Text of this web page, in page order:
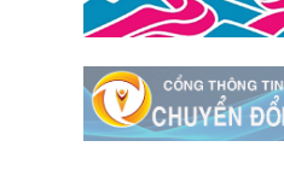
Xã Tằng Loỏng
Xã Mường
Hum
Xã Y Tý